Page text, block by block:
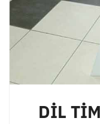
DİL